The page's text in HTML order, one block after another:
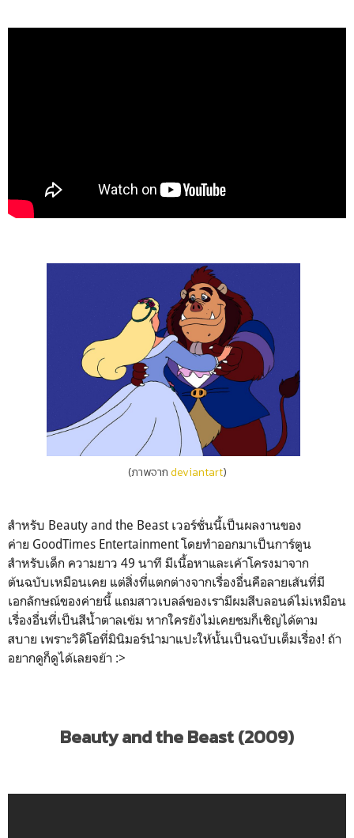
(ภาพจากdeviantart)
สำหรับ Beauty and the Beast เวอร์ชั่นนี้เป็นผลงานของ
ค่าย GoodTimes Entertainment โดยทำออกมาเป็นการ์ตูน
สำหรับเด็ก ความยาว 49 นาที มีเนื้อหาและเค้าโครงมาจาก
ต้นฉบับเหมือนเคย แต่สิ่งที่แตกต่างจากเรื่องอื่นคือลายเส้นที่มี
เอกลักษณ์ของค่ายนี้ แถมสาวเบลล์ของเรามีผมสีบลอนด์ไม่เหมือน
เรื่องอื่นที่เป็นสีน้ำตาลเข้ม หากใครยังไม่เคยชมก็เชิญได้ตาม
สบาย เพราะวิดิโอที่มินิมอร์นำมาแปะให้นั้นเป็นฉบับเต็มเรื่อง! ถ้า
อยากดูก็ดูได้เลยจย้า :>
Beauty and the Beast (2009)